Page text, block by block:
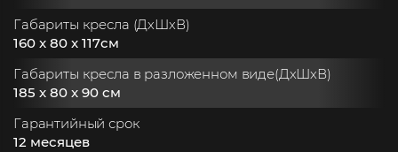
Габариты кресла (ДхШхВ)
160 x 80 x 117см
Габариты кресла в разложенном виде(ДхШхВ)
185 x 80 x 90 см
Гарантийный срок
12 месяцев